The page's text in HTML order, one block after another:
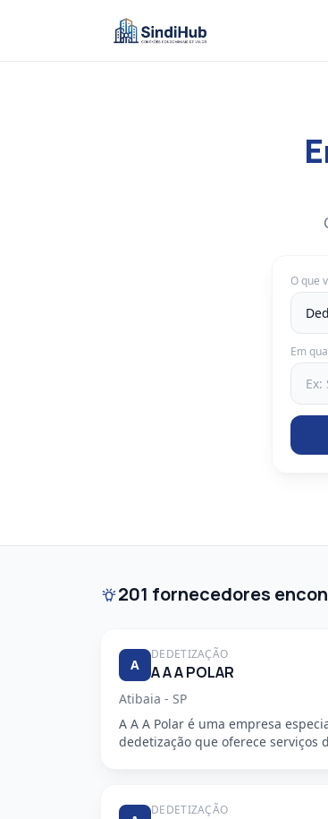
O que
Em
201 fornecedores
A
DEDETIZAÇÃO
A A A POLAR
Atibaia - SP
A A A Polar é uma empresa
dedetização que oferece serviços
DEDETIZAÇÃO